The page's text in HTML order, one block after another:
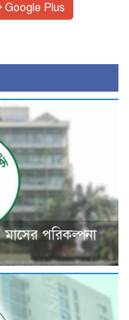
Google Plus
মাসের পরিকল্পনা